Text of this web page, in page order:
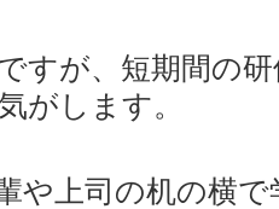
すが、短期間の
がします。
や上司の机の横